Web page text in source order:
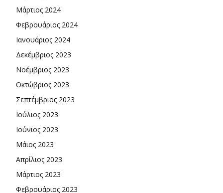
Μάρτιος 2024
Φεβρουάριος 2024
Ιανουάριος 2024
Δεκέμβριος 2023
Νοέμβριος 2023
Οκτώβριος 2023
Σεπτέμβριος 2023
Ιούλιος 2023
Ιούνιος 2023
Μάιος 2023
Απρίλιος 2023
Μάρτιος 2023
Φεβρουάριος 2023